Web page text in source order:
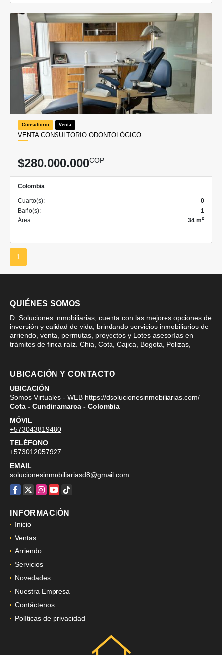
Consultorio Venta
VENTA CONSULTORIO ODONTOLÓGICO
$280.000.000COP
Colombia
Cuarto(s):
0
Baño(s):
1
Área:
34 m2
1
QUIÉNES SOMOS
D. Soluciones Inmobiliarias, cuenta con las mejores opciones de
inversión y calidad de vida, brindando servicios inmobiliarios de
arriendo, venta, permutas, proyectos y Lotes asesorías en
trámites de finca raíz. Chia, Cota, Cajica, Bogota, Polizas,
UBICACIÓN Y CONTACTO
UBICACIÓN
Somos Virtuales - WEB https://dsolucionesinmobiliarias.com/
Cota - Cundinamarca - Colombia
MÓVIL
+573043819480
TELÉFONO
+573012057927
EMAIL
solucionesinmobiliariasd8@gmail.com
INFORMACIÓN
Inicio
Ventas
Arriendo
Servicios
Novedades
Nuestra Empresa
Contáctenos